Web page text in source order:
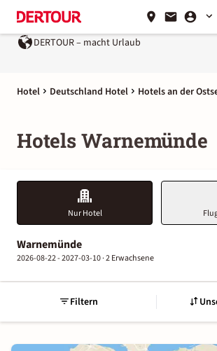
DERTOUR – macht Urlaub
Hotel Deutschland Hotel Hotels an der
Hotels Warnemünde
Nur Hotel
Warnemünde
2026-08-22 - 2027-03-10 ·2 Erwachsene
Filtern